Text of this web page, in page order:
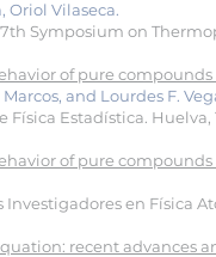
Oriol Vilaseca.
Symposium on
of pure
and Lourdes F.
Física Estadística.
of pure
en Física
recent advances